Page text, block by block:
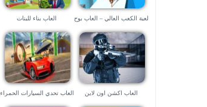
لعبة الكعب العالي – العاب بوح
العاب بناء للبنات
العاب اكشن اون لاين العاب تحدي السيارات الحمراء